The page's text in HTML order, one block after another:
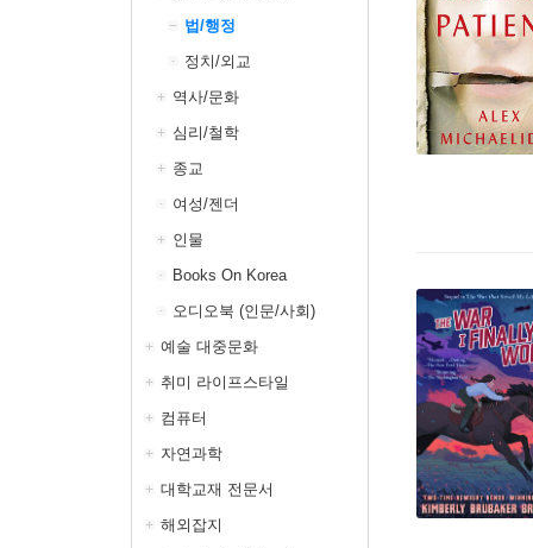
법/행정
정치/외교
역사/문화
심리/철학
종교
여성/젠더
인물
Books On Korea
오디오북 (인문/사회)
예술 대중문화
취미 라이프스타일
컴퓨터
자연과학
대학교재 전문서
해외잡지